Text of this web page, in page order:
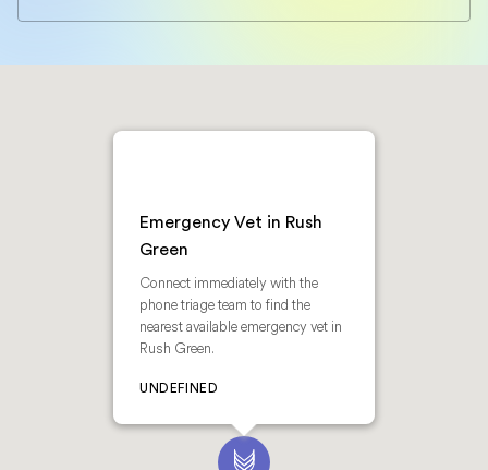
Emergency Vet in Rush
Green
Connect immediately with the
phone triage team to find the
nearest available emergency vet in
Rush Green.
UNDEFINED